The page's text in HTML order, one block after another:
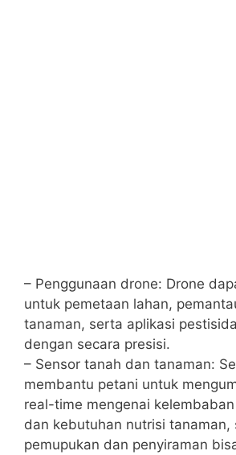
– Penggunaan drone: Drone
untuk pemetaan lahan,
tanaman, serta aplikasi
dengan secara presisi.
– Sensor tanah dan tanaman:
membantu petani untuk
real-time mengenai
dan kebutuhan nutrisi tanaman,
pemupukan dan penyiraman